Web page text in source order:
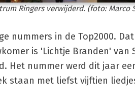
Ringers verwijderd. (foto: Marco
nummers in de Top2000. Dat
is 'Lichtje Branden' van
Het nummer werd dit jaar
staan met liefst vijftien